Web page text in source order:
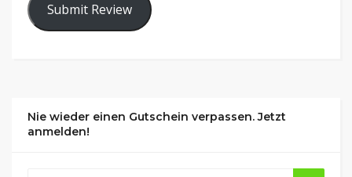
Submit Review
Nie wieder einen Gutschein verpassen. Jetzt
anmelden!